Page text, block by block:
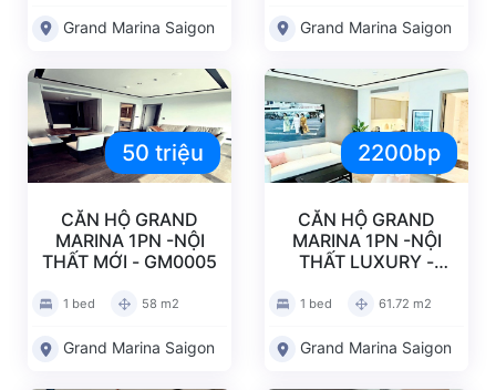
Grand Marina Saigon Grand Marina Saigon
50 triệu
CĂN HỘ GRAND
MARINA 1PN -NỘI
THẤT MỚI - GM0005
1 bed 58 m2
Grand Marina Saigon
2200bp
CĂN HỘ GRAND
MARINA 1PN -NỘI
THẤT LUXURY -
1 bed 61.72 m2
Grand Marina Saigon